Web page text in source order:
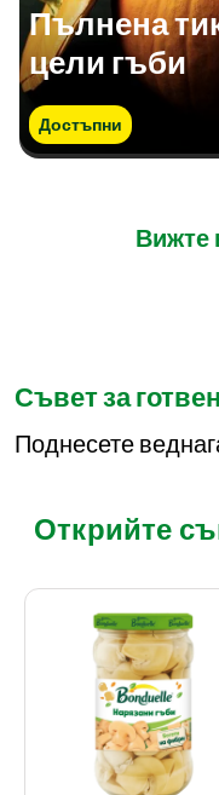
Пълнена
цели гъби
Достъпни
Вижте
Съвет за
Поднесете
Открийте